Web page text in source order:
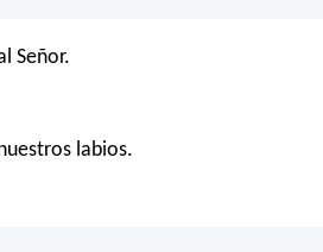
Señor.
labios.